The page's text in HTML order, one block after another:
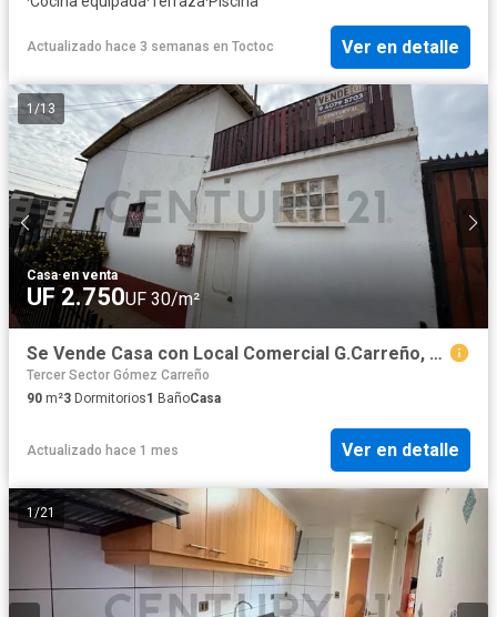
Actualizado hace 3 semanas en Toctoc Ver en detalle
1 /13
Casa·en venta
UF 2.750UF 30/m²
Se Vende Casa con Local Comercial G.Carreño, Viña
Tercer Sector Gómez Carreño
90 m²3 Dormitorios1 BañoCasa
Actualizado hace 1 mes Ver en detalle
1 /21